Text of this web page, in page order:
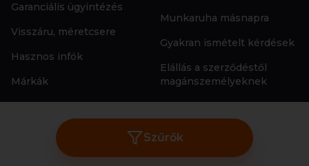
Szűrők
Garanciális ügyintézés
Visszáru, méretcsere
Hasznos infók
Márkák
Munkaruha másnapra
Gyakran ismételt kérdések
Elállás a szerződéstől
magánszemélyeknek
RólunkKapcsolatÁllás
COPYRIGHT © 2026 | D-U-N-S® SZÁM: 86-063-9939